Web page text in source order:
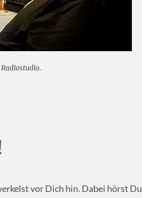
vor Dich hin. Dabei hörst Du